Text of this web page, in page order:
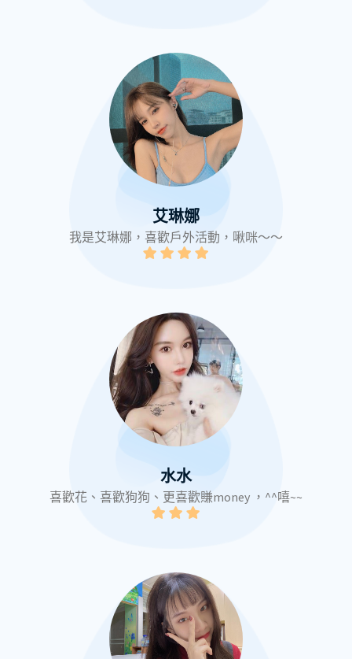
艾琳娜
我是艾琳娜，喜歡戶外活動，啾咪～～
水水
喜歡花、喜歡狗狗、更喜歡賺money ，^^嘻~~